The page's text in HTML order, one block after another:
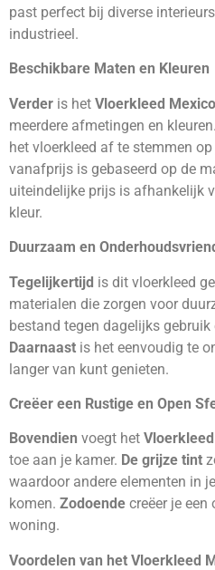
past perfect bij diverse
industrieel.
Beschikbare Maten en Kleuren
Verder is het Vloerkleed
meerdere afmetingen en kleuren.
het vloerkleed af te stemmen
vanafprijs is gebaseerd op de
uiteindelijke prijs is afhankelijk
kleur.
Duurzaam en
Tegelijkertijd is dit vloerkleed
materialen die zorgen voor
bestand tegen dagelijks
Daarnaast is het eenvoudig te
langer van kunt genieten.
Creëer een Rustige en Open
Bovendien voegt het
toe aan je kamer. De grijze tint
waardoor andere elementen in
komen. Zodoende creëer je een
woning.
Voordelen van het Vloerkleed